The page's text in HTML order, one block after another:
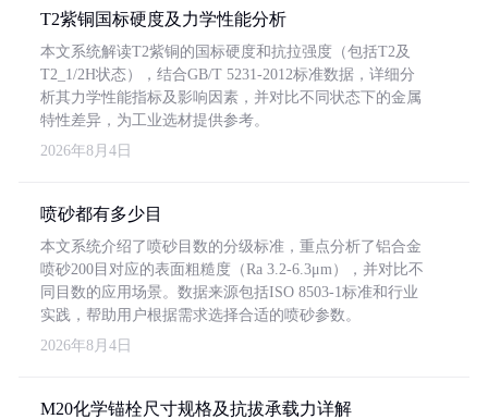
T2紫铜国标硬度及力学性能分析
本文系统解读T2紫铜的国标硬度和抗拉强度（包括T2及
T2_1/2H状态），结合GB/T 5231-2012标准数据，详细分
析其力学性能指标及影响因素，并对比不同状态下的金属
特性差异，为工业选材提供参考。
2026年8月4日
喷砂都有多少目
本文系统介绍了喷砂目数的分级标准，重点分析了铝合金
喷砂200目对应的表面粗糙度（Ra 3.2-6.3μm），并对比不
同目数的应用场景。数据来源包括ISO 8503-1标准和行业
实践，帮助用户根据需求选择合适的喷砂参数。
2026年8月4日
M20化学锚栓尺寸规格及抗拔承载力详解